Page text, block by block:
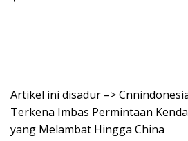
Artikel ini disadur –>
Terkena Imbas Permintaan
yang Melambat Hingga China